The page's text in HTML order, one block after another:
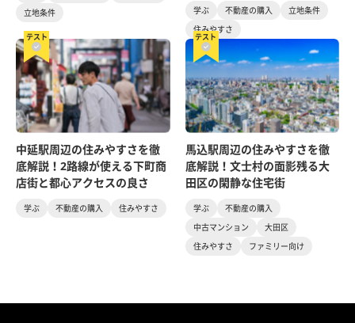
立地条件
学ぶ 不動産の購入
立地条件
住みやすさ
テスト
中延駅周辺の住みやすさを徹
底解説！2路線が使える下町商
店街と都心アクセスの良さ
学ぶ 不動産の購入 住みやすさ
テスト
馬込駅周辺の住みやすさを徹
底解説！文士村の面影残る大
田区の閑静な住宅街
学ぶ
不動産の購入
中古マンション
大田区
住みやすさ
ファミリー向け